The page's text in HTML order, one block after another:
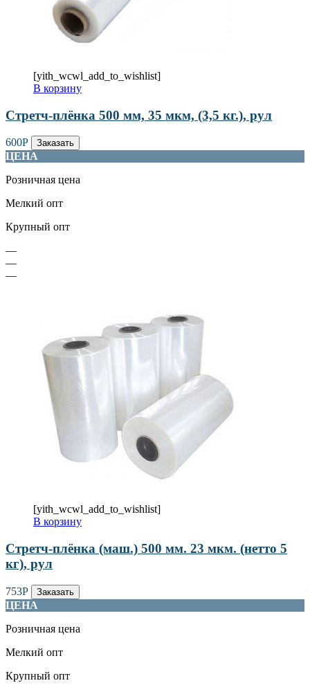
[yith_wcwl_add_to_wishlist]
В корзину
Стретч-плёнка 500 мм, 35 мкм, (3,5 кг.), рул
600Р Заказать
ЦЕНА
Розничная цена
Мелкий опт
Крупный опт
—
—
—
[yith_wcwl_add_to_wishlist]
В корзину
Стретч-плёнка (маш.) 500 мм. 23 мкм. (нетто 5
кг), рул
753Р Заказать
ЦЕНА
Розничная цена
Мелкий опт
Крупный опт